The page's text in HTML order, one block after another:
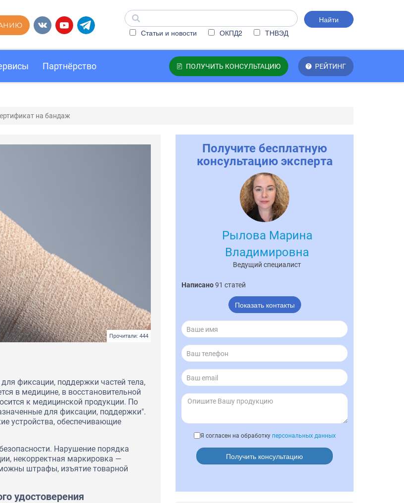
Найти
Статьи и новости
ОКПД2 ТНВЭД
ПОЛУЧИТЬ КОНСУЛЬТАЦИЮ РЕЙТИНГ
Партнёрство
на бандаж
Прочитали: 444
фиксации, поддержки частей тела,
в медицине, в восстановительной
к медицинской продукции. По
для фиксации, поддержки".
устройства, обеспечивающие
Нарушение порядка
некорректная маркировка —
штрафы, изъятие товарной
удостоверения
Получите бесплатную
консультацию эксперта
Рылова Марина
Владимировна
Ведущий специалист
Написано91 статей
Показать контакты
Я согласен на обработку персональных данных
Получить консультацию